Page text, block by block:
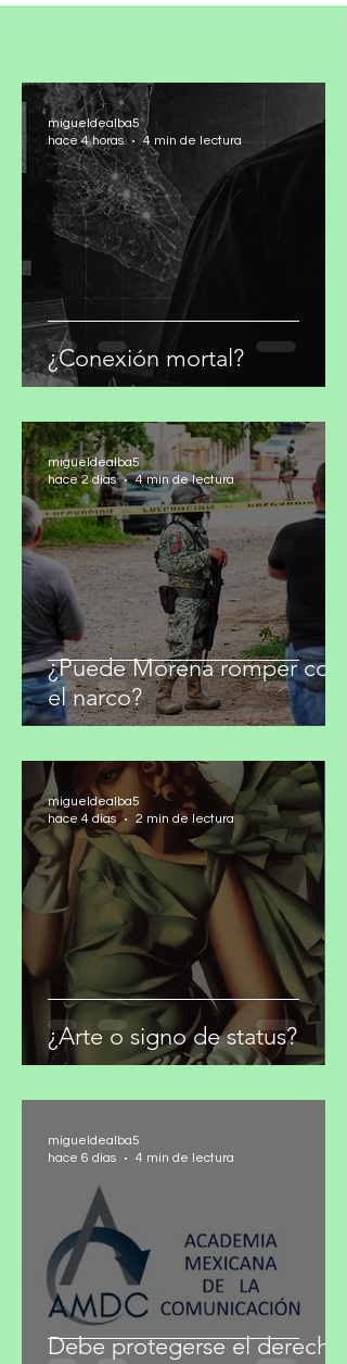
migueldealba5
hace 4 horas
4 min de lectura
¿Puede Morena romper con
migueldealba5
hace 2 días
4 min de lectura
migueldealba5
hace 4 días
2 min de lectura
hace 6 días